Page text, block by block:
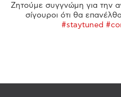
Ζητούμε συγγνώμη για την
σίγουροι ότι θα
#staytuned